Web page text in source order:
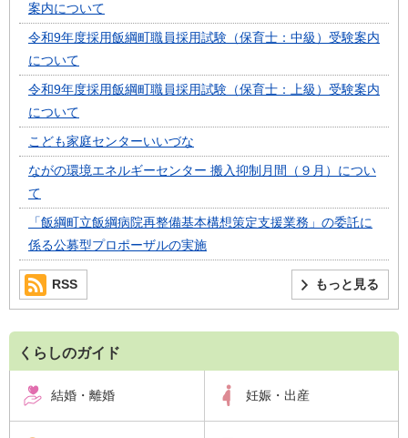
案内について
令和9年度採用飯綱町職員採用試験（保育士：中級）受験案内
について
令和9年度採用飯綱町職員採用試験（保育士：上級）受験案内
について
こども家庭センターいいづな
ながの環境エネルギーセンター 搬入抑制月間（９月）につい
て
「飯綱町立飯綱病院再整備基本構想策定支援業務」の委託に
係る公募型プロポーザルの実施
もっと見る
RSS
くらしのガイド
結婚・離婚 妊娠・出産